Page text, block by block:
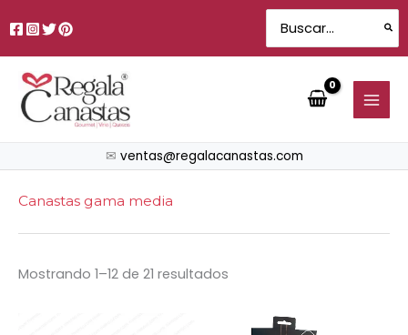
al
contenido
for:
✉ ventas@regalacanastas.com
Canastas gama media
Mostrando 1–12 de 21 resultados
Sorted
to